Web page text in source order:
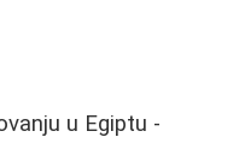
u Egiptu -